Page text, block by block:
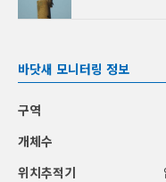
바닷새 모니터링 정보
구역
개체수
위치추적기